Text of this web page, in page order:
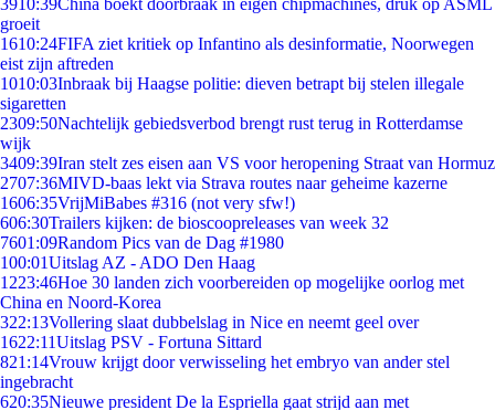
3910:39China boekt doorbraak in eigen chipmachines, druk op ASML
groeit
1610:24FIFA ziet kritiek op Infantino als desinformatie, Noorwegen
eist zijn aftreden
1010:03Inbraak bij Haagse politie: dieven betrapt bij stelen illegale
sigaretten
2309:50Nachtelijk gebiedsverbod brengt rust terug in Rotterdamse
wijk
3409:39Iran stelt zes eisen aan VS voor heropening Straat van Hormuz
2707:36MIVD-baas lekt via Strava routes naar geheime kazerne
1606:35VrijMiBabes #316 (not very sfw!)
606:30Trailers kijken: de bioscoopreleases van week 32
7601:09Random Pics van de Dag #1980
100:01Uitslag AZ - ADO Den Haag
1223:46Hoe 30 landen zich voorbereiden op mogelijke oorlog met
China en Noord-Korea
322:13Vollering slaat dubbelslag in Nice en neemt geel over
1622:11Uitslag PSV - Fortuna Sittard
821:14Vrouw krijgt door verwisseling het embryo van ander stel
ingebracht
620:35Nieuwe president De la Espriella gaat strijd aan met